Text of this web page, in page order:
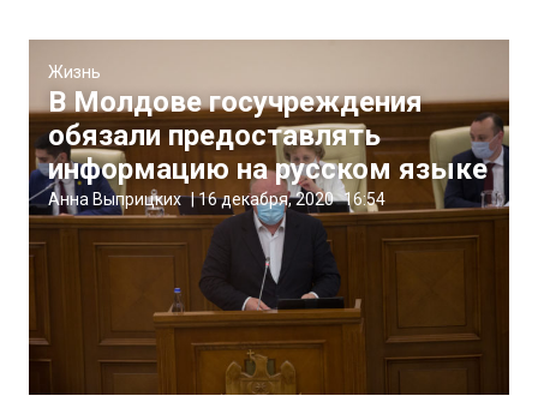
Жизнь
В Молдове госучреждения
обязали предоставлять
информацию на русском языке
Анна Выприцких |16 декабря, 2020 16:54